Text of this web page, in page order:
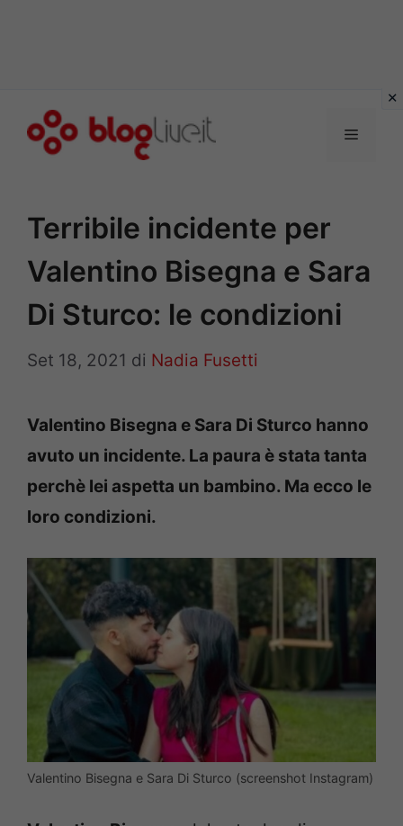
Menu
Terribile incidente per
Valentino Bisegna e Sara
Di Sturco: le condizioni
Set 18, 2021 di Nadia Fusetti
Valentino Bisegna e Sara Di Sturco hanno
avuto un incidente. La paura è stata tanta
perchè lei aspetta un bambino. Ma ecco le
loro condizioni.
Valentino Bisegna e Sara Di Sturco (screenshot Instagram)